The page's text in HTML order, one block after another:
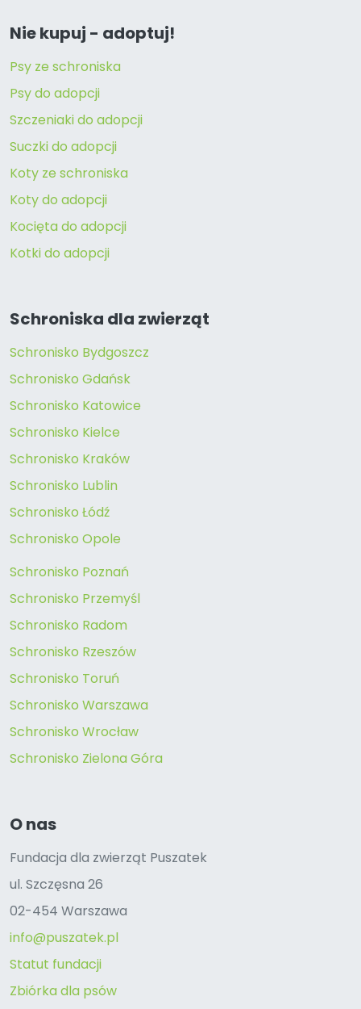
Nie kupuj - adoptuj!
Psy ze schroniska
Psy do adopcji
Szczeniaki do adopcji
Suczki do adopcji
Koty ze schroniska
Koty do adopcji
Kocięta do adopcji
Kotki do adopcji
Schroniska dla zwierząt
Schronisko Bydgoszcz
Schronisko Gdańsk
Schronisko Katowice
Schronisko Kielce
Schronisko Kraków
Schronisko Lublin
Schronisko Łódź
Schronisko Opole
Schronisko Poznań
Schronisko Przemyśl
Schronisko Radom
Schronisko Rzeszów
Schronisko Toruń
Schronisko Warszawa
Schronisko Wrocław
Schronisko Zielona Góra
O nas
Fundacja dla zwierząt Puszatek
ul. Szczęsna 26
02-454 Warszawa
info@puszatek.pl
Statut fundacji
Zbiórka dla psów